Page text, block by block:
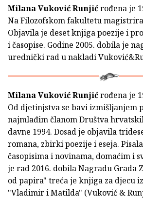
Milana Vuković Runjićrođena je
Na Filozofskom fakultetu
Objavila je deset knjiga poezije i
i časopise. Godine 2005. dobila je
urednički rad u nakladi
Milana Vuković Runjićrođena je
Od djetinjstva se bavi izmišljanjem
najmlađim članom Društva
davne 1994. Dosad je objavila
romana, zbirki poezije i eseja.
časopisima i novinama, domaćim i
je rad 2016. dobila Nagradu Grada
od papira" treća je knjiga za djecu
"Vladimir i Matilda" (Vuković &